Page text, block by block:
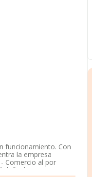
funcionamiento. Con
la empresa
- Comercio al por
definida como